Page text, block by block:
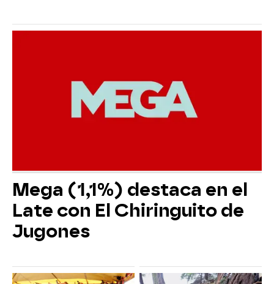
Mega (1,1%) destaca en el
Late con El Chiringuito de
Jugones